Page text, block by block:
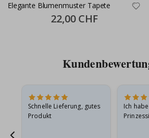
Elegante Blumenmuster Tapete
Special
Price
22,00 CHF
Schnelle Lieferung, gutes
Produkt
Ich